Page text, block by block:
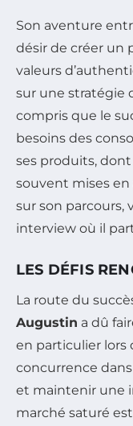
Son aventure
désir de créer un
valeurs
sur une stratégie
compris que le
besoins des
ses produits,
souvent mises en
sur son parcours,
interview où il
LES DÉFIS
La route du
Augustin a dû
en particulier lors
concurrence
et maintenir une
marché saturé